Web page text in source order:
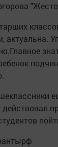
актуальна.